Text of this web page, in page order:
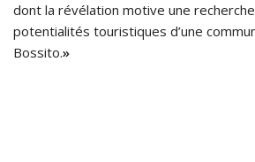
dont la révélation motive une
potentialités touristiques d’une
Bossito.»